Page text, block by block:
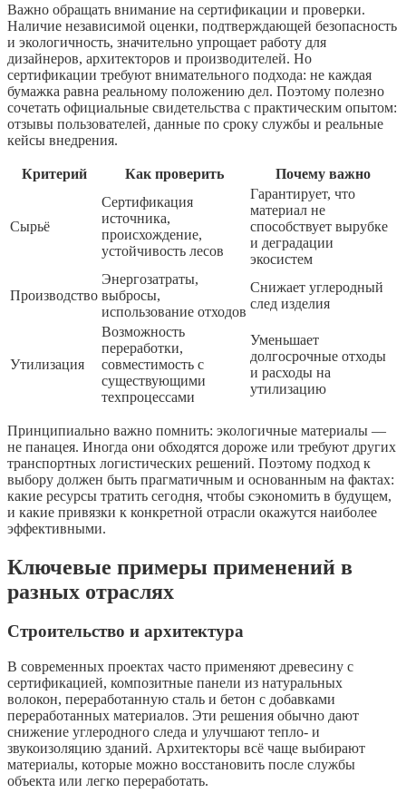
Важно обращать внимание на сертификации и проверки.
Наличие независимой оценки, подтверждающей безопасность
и экологичность, значительно упрощает работу для
дизайнеров, архитекторов и производителей. Но
сертификации требуют внимательного подхода: не каждая
бумажка равна реальному положению дел. Поэтому полезно
сочетать официальные свидетельства с практическим опытом:
отзывы пользователей, данные по сроку службы и реальные
кейсы внедрения.
Критерий Как проверить Почему важно
Сырьё
Сертификация
источника,
происхождение,
устойчивость лесов
Гарантирует, что
материал не
способствует вырубке
и деградации
экосистем
Производство
Энергозатраты,
выбросы,
использование отходов
Снижает углеродный
след изделия
Утилизация
Возможность
переработки,
совместимость с
существующими
техпроцессами
Уменьшает
долгосрочные отходы
и расходы на
утилизацию
Принципиально важно помнить: экологичные материалы —
не панацея. Иногда они обходятся дороже или требуют других
транспортных логистических решений. Поэтому подход к
выбору должен быть прагматичным и основанным на фактах:
какие ресурсы тратить сегодня, чтобы сэкономить в будущем,
и какие привязки к конкретной отрасли окажутся наиболее
эффективными.
Ключевые примеры применений в
разных отраслях
Строительство и архитектура
В современных проектах часто применяют древесину с
сертификацией, композитные панели из натуральных
волокон, переработанную сталь и бетон с добавками
переработанных материалов. Эти решения обычно дают
снижение углеродного следа и улучшают тепло- и
звукоизоляцию зданий. Архитекторы всё чаще выбирают
материалы, которые можно восстановить после службы
объекта или легко переработать.